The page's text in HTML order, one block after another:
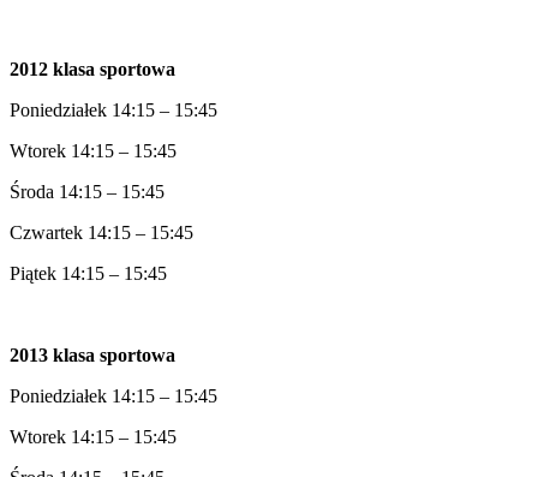
2012 klasa sportowa
Poniedziałek 14:15 – 15:45
Wtorek 14:15 – 15:45
Środa 14:15 – 15:45
Czwartek 14:15 – 15:45
Piątek 14:15 – 15:45
2013 klasa sportowa
Poniedziałek 14:15 – 15:45
Wtorek 14:15 – 15:45